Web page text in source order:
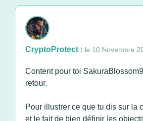
CryptoProtect : le 10 Novembre
Content pour toi
retour.
Pour illustrer ce que tu dis sur la
et le fait de bien définir les